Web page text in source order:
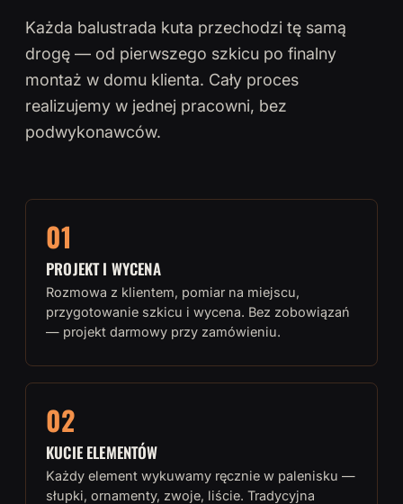
Każda balustrada kuta przechodzi tę samą
drogę — od pierwszego szkicu po finalny
montaż w domu klienta. Cały proces
realizujemy w jednej pracowni, bez
podwykonawców.
01
PROJEKT I WYCENA
Rozmowa z klientem, pomiar na miejscu,
przygotowanie szkicu i wycena. Bez zobowiązań
— projekt darmowy przy zamówieniu.
02
KUCIE ELEMENTÓW
Każdy element wykuwamy ręcznie w palenisku —
słupki, ornamenty, zwoje, liście. Tradycyjna